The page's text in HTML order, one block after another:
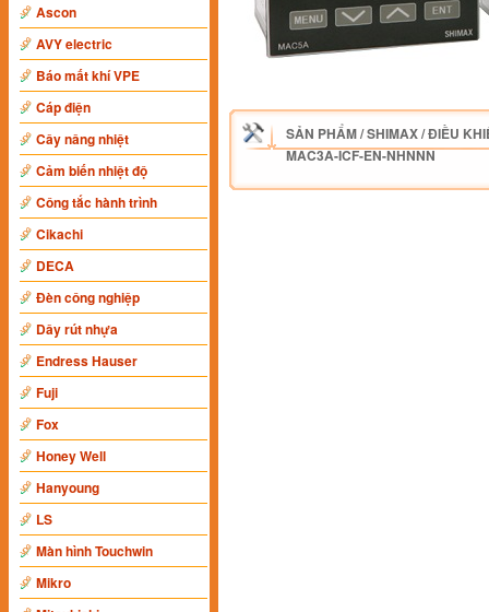
Ascon
AVY electric
Báo mất khí VPE
Cáp điện
Cây nâng nhiệt
Cảm biến nhiệt độ
Công tắc hành trình
Cikachi
DECA
Đèn công nghiệp
Dây rút nhựa
Endress Hauser
Fuji
Fox
Honey Well
Hanyoung
LS
Màn hình Touchwin
Mikro
SẢN PHẨM/SHIMAX/ĐIỀU
MAC3A-ICF-EN-NHNNN